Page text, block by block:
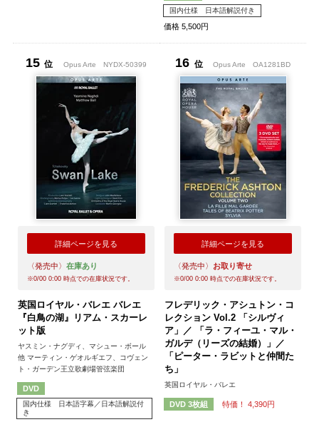
国内仕様 日本語解説付き
価格 5,500円
15 位 Opus Arte NYDX-50399
詳細ページを見る
〈発売中〉 在庫あり
※0/00 0:00時点での在庫状況です。
英国ロイヤル・バレエ バレエ
『白鳥の湖』リアム・スカーレ
ット版
ヤスミン・ナグディ、マシュー・ボール
他 マーティン・ゲオルギエフ、コヴェン
ト・ガーデン王立歌劇場管弦楽団
DVD
国内仕様 日本語字幕／日本語解説付
き
16 位 Opus Arte OA1281BD
詳細ページを見る
〈発売中〉 お取り寄せ
※0/00 0:00時点での在庫状況です。
フレデリック・アシュトン・コ
レクション Vol.2 「シルヴィ
ア」／ 「ラ・フィーユ・マル・
ガルデ（リーズの結婚）」／
「ピーター・ラビットと仲間た
ち」
英国ロイヤル・バレエ
DVD 3枚組 特価！ 4,390円